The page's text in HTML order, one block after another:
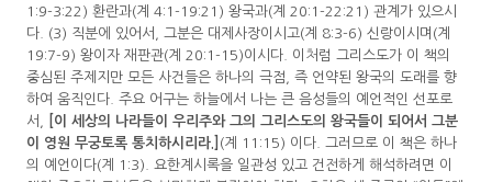
1:9-3:22) 환란과(계 4:1-19:21) 왕국과(계 20:1-22:21) 관계가 있으시
다. (3) 직분에 있어서, 그분은 대제사장이시고(계 8:3-6) 신랑이시며(계
19:7-9) 왕이자 재판관(계 20:1-15)이시다. 이처럼 그리스도가 이 책의
중심된 주제지만 모든 사건들은 하나의 극점, 즉 언약된 왕국의 도래를 향
하여 움직인다. 주요 어구는 하늘에서 나는 큰 음성들의 예언적인 선포로
서,
이 세상의 나라들이 우리주와 그의 그리스도의 왕국들이 되어서 그분
이 영원 무궁토록 통치하시리라.] (계 11:15) 이다. 그러므로 이 책은 하나
의 예언이다(계 1:3). 요한계시록을 일관성 있고 건전하게 해석하려면 이